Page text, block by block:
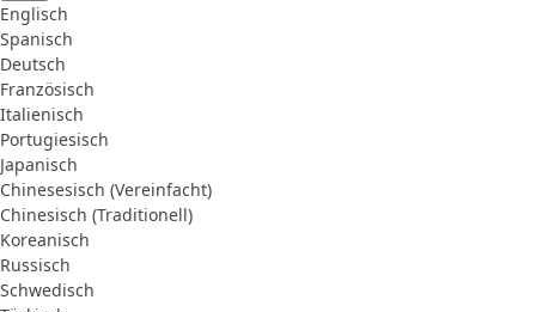
Englisch
Spanisch
Deutsch
Französisch
Italienisch
Portugiesisch
Japanisch
Chinesesisch (Vereinfacht)
Chinesisch (Traditionell)
Koreanisch
Russisch
Schwedisch